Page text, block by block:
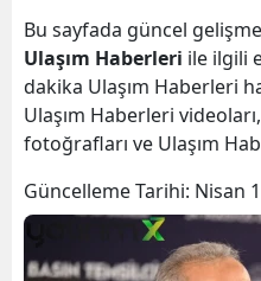
Bu sayfada güncel
Ulaşım Haberleri ile ilgili
dakika Ulaşım Haberleri
Ulaşım Haberleri
fotoğrafları ve Ulaşım
Güncelleme Tarihi: Nisan